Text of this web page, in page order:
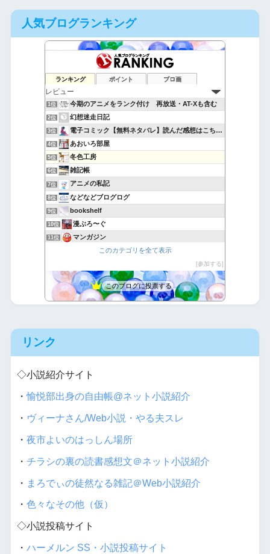
人気ブログランキング
ランキング ポイント ブロ画
1位 今期のアニメをランク付け 再放送・AT-Xも含む
2位 幻想迷走日記
3位 電子コミック【無料ネタバレ】読んだ感想はこちら！
4位 あおいろ部屋
5位 冬色工房
6位 雑記帳
7位 アニメの私記
8位 などなどブログログ
9位 bookshelf
10位 漫ぶろ〜ぐ
11位 マンガジン
アニメBGMを一般店で使ったらコレだよ。
14位 ひっきーのweb小説巡り
15位 ジョジョ好きの独り言
このカテゴリを全て表示
参加する
このブログに投票する
リンク
◇小説紹介サイト
・愉悦部出身の自由帳@ネット小説紹介
・ ヴィーナさん/Web小説・やる夫スレ
・ 夜市よいのはっしん場所
・ チラシの裏の読書感想文＠ネット小説紹介
・ まろでぃの徒然なる雑記＠Web小説紹介
・ 色々なその他（仮）
◇小説投稿サイト
・ ハーメルン SS・小説投稿サイト